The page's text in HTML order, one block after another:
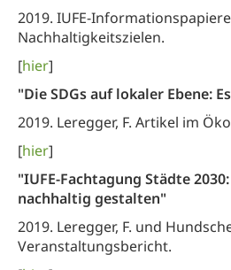
2019. IUFE-
Nachhaltigkeitszielen.
[hier]
"Die SDGs auf lokaler Ebene:
2019. Leregger, F. Artikel im
[hier]
"IUFE-Fachtagung Städte
nachhaltig gestalten"
2019. Leregger, F. und
Veranstaltungsbericht.